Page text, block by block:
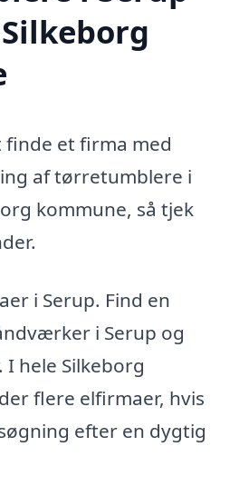
et firma med
af tørretumblere i
kommune, så tjek
i Serup. Find en
i Serup og
hele Silkeborg
flere elfirmaer, hvis
efter en dygtig